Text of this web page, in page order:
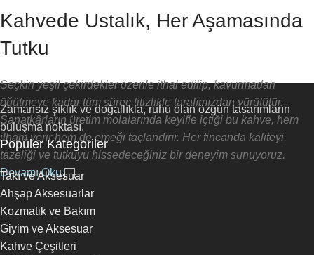
Kahvede Ustalık, Her Aşamasında
Tutku
Seçkin yeşil çekirdekler özenle ithal edilip, kavurmadan
öğütmeye kadar tüm süreç titizlikle tarafımızdan yürütülür.
Sanatkârların üretim molalarında keyifle içtiği bu kahve, hem
ilham verir hem de emeği taçlandırır. Her fincanda kaliteyi,
tazeliği ve tutkuyu hissedeceğiniz bir deneyim sunuyoruz.
Devamı Oku
Zamansız şıklık ve doğallıkla, ruhu olan özgün tasarımların
buluşma noktası.
Popüler Kategoriler
Takı ve Aksesuar
Ahşap Aksesuarlar
Kozmatik ve Bakım
Giyim ve Aksesuar
Kahve Çeşitleri